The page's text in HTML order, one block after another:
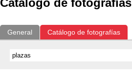
Catálogo de fotografías
General Catálogo de fotografías